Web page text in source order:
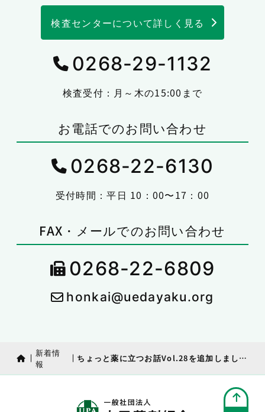
検査センターについて詳しく見る
0268-29-1132
検査受付：月～木の15:00まで
お電話でのお問い合わせ
0268-22-6130
受付時間：平日 10：00〜17：00
FAX・メールでのお問い合わせ
0268-22-6809
honkai@uedayaku.org
新着情
報
ちょっと薬に立つお話Vol.28を追加しました。